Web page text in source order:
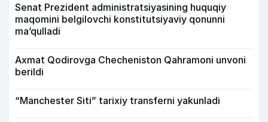
Senat Prezident administratsiyasining huquqiy
maqomini belgilovchi konstitutsiyaviy qonunni
ma’qulladi
Axmat Qodirovga Checheniston Qahramoni unvoni
berildi
“Manchester Siti” tarixiy transferni yakunladi